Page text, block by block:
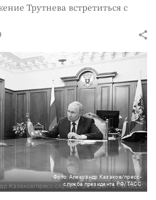
Трутнева встретиться с
Фото: Александр Казаков/пресс-
служба президента РФ/ТАСС